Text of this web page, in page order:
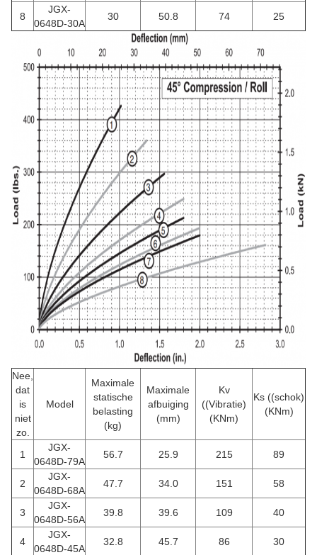
8
JGX-
0648D-30A
30 50.8 74 25
Nee,
dat
is
niet
zo.
Model
Maximale
statische
belasting
(kg)
Maximale
afbuiging
(mm)
Kv
((Vibratie)
(KNm)
Ks ((schok)
(KNm)
1
JGX-
0648D-79A
56.7 25.9 215 89
2
JGX-
0648D-68A
47.7 34.0 151 58
3
JGX-
0648D-56A
39.8 39.6 109 40
4
JGX-
0648D-45A
32.8 45.7 86 30